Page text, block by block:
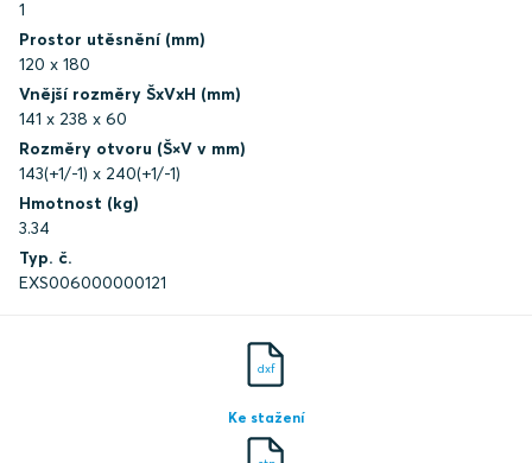
1
Prostor utěsnění (mm)
120 x 180
Vnější rozměry ŠxVxH (mm)
141 x 238 x 60
Rozměry otvoru (Š×V v mm)
143(+1/-1) x 240(+1/-1)
Hmotnost (kg)
3.34
Typ. č.
EXS006000000121
dxf
Ke stažení